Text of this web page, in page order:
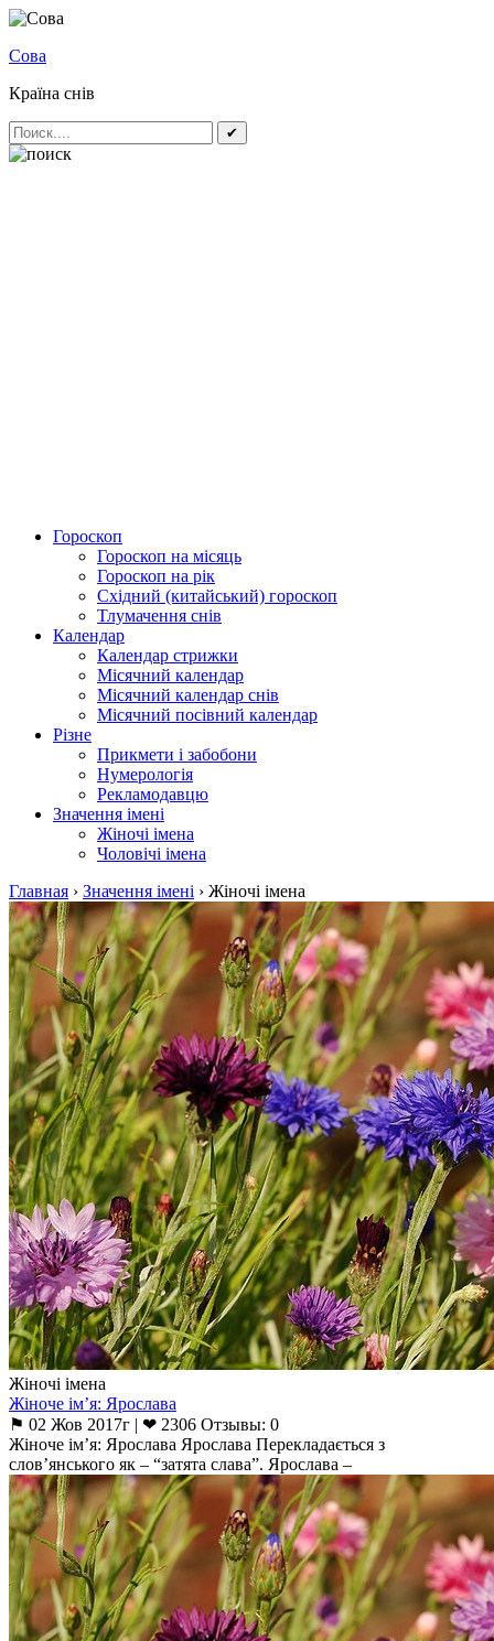
Сова
Країна снів
✔
Гороскоп
Гороскоп на місяць
Гороскоп на рік
Східний (китайський) гороскоп
Тлумачення снів
Календар
Календар стрижки
Місячний календар
Місячний календар снів
Місячний посівний календар
Різне
Прикмети і забобони
Нумерологія
Рекламодавцю
Значення імені
Жіночі імена
Чоловічі імена
Главная › Значення імені › Жіночі імена
Жіночі імена
Жіноче ім’я: Ярослава
⚑ 02 Жов 2017г | ❤ 2306 Отзывы: 0
Жіноче ім’я: Ярослава Ярослава Перекладається з
слов’янського як – “затята слава”. Ярослава –